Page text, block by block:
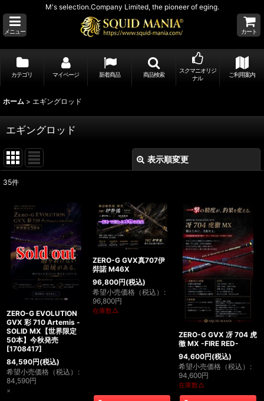
M's selection.Company Limited, the pioneer of eging.
メニュー カート
カテゴリ マイページ 新着商品 商品検索
スクマニオリジ
ナル
ご利用案内
ホーム > エギングロッド
エギングロッド
表示順変更
表示数:
在庫あり
:
絞り込む
35件
ZERO-G EVOLUTION
GVX 彩 710 Artemis -
SOLID MX【世界限定
50本】今秋発売
[1708417]
84,590円(税込)
希望小売価格（税込） :
84,590円
×
ZERO-G GVX真707伊
弉諾 M46X
96,800円(税込)
希望小売価格（税込） :
96,800円
在庫数△
ZERO-G GVX 冴 704 虎
徹 MX -FIRE RED-
94,600円(税込)
希望小売価格（税込） :
94,600円
在庫数△